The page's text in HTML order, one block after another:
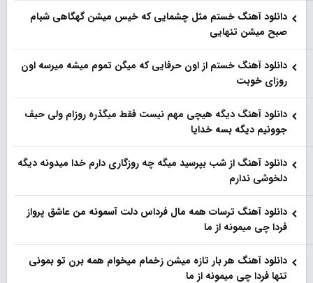
دانلود آهنگ خستم مثل چشمایی که خیس میشن گهگاهی شبام
صبح میشن تنهایی
دانلود آهنگ خستم از اون حرفایی که میگن تموم میشه میرسه اون
روزای خوبت
دانلود آهنگ دیگه هیچی مهم نیست فقط میگذره روزام ولی حیف
جوونیم دیگه بسه خدایا
دانلود آهنگ از شب بپرسید میگه چه روزگاری دارم خدا میدونه دیگه
دلخوشی ندارم
دانلود آهنگ ترسات همه مال فرداس دلت آسمونه من عاشق پرواز
فردا چی میمونه از ما
دانلود آهنگ هر بار تازه میشن زخمام میخوام همه برن تو بمونی
تنها فردا چی میمونه از ما